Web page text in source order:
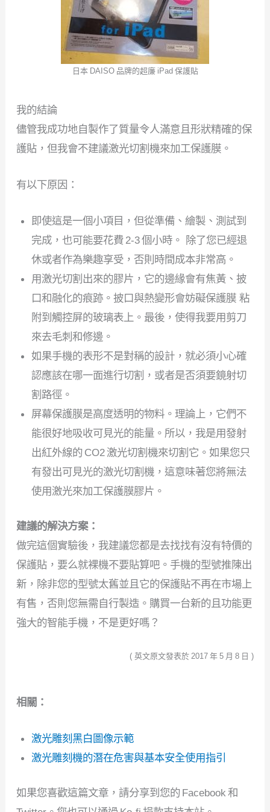
日本 DAISO 品牌的超廉 iPad 保護貼
我的結論
儘管我成功地自製作了質量令人滿意且形狀精確的保
護貼，但我會不建議激光切割機來加工保護膜。
有以下原因：
即使這是一個小項目，但從準備、繪製、測試到
完成，也可能要花費 2-3 個小時。 除了您已經退
休或者作為樂趣享受，否則時間成本非常高。
用激光切割出來的膠片，它的邊緣會有焦黃、披
口和融化的痕跡。披口與熱變形會妨礙保護膜 粘
附到觸控屏的玻璃表上。最後，使得我要用剪刀
來去毛刺和修邊。
如果手機的表形不是對稱的設計，就必須小心確
認應該在哪一面進行切割，或者是否須要鏡射切
割路徑。
屏幕保護膜是高度透明的物料。理論上，它們不
能很好地吸收可見光的能量。所以，我是用發射
出紅外線的 CO2 激光切割機來切割它。如果您只
有發出可見光的激光切割機，這意味著您將無法
使用激光來加工保護膜膠片。
建議的解決方案：
做完這個實驗後，我建議您都是去找找有沒有特價的
保護貼，要么就裸機不要貼算吧。手機的型號推陳出
新，除非您的型號太舊並且它的保護貼不再在市場上
有售，否則您無需自行製造。購買一台新的且功能更
強大的智能手機，不是更好嗎？
( 英文原文發表於 2017 年 5 月 8 日 )
相關：
激光雕刻黑白圖像示範
激光雕刻機的潛在危害與基本安全使用指引
如果您喜歡這篇文章，請分享到您的 Facebook 和